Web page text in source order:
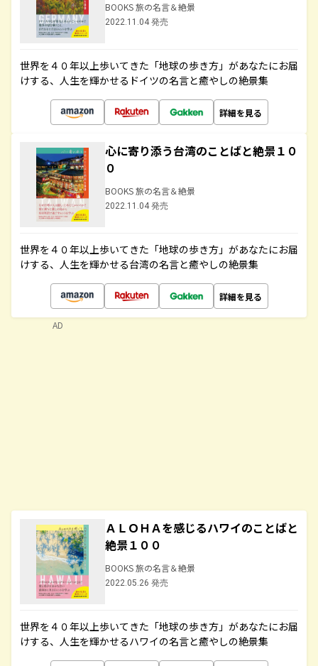
BOOKS 旅の名言＆絶景
2022.11.04 発売
世界を４０年以上歩いてきた「地球の歩き方」があなたにお届
けする、人生を輝かせるドイツの名言と癒やしの絶景集
詳細を見る
心に寄り添う台湾のことばと絶景１０
０
BOOKS 旅の名言＆絶景
2022.11.04 発売
世界を４０年以上歩いてきた「地球の歩き方」があなたにお届
けする、人生を輝かせる台湾の名言と癒やしの絶景集
詳細を見る
ＡＬＯＨＡを感じるハワイのことばと
絶景１００
BOOKS 旅の名言＆絶景
2022.05.26 発売
世界を４０年以上歩いてきた「地球の歩き方」があなたにお届
けする、人生を輝かせるハワイの名言と癒やしの絶景集
AD